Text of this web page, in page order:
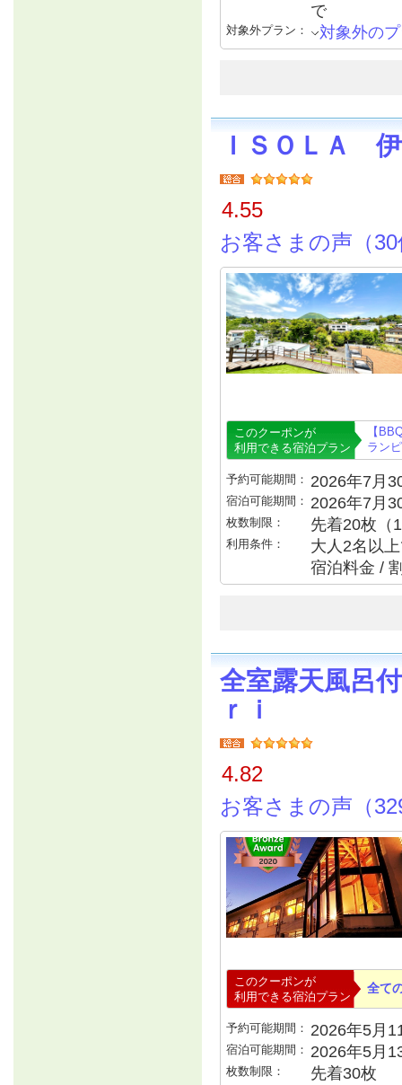
で
対象外プラン： 対象外の
ＩＳＯＬＡ
4.55
お客さまの声（
このクーポンが
利用できる宿泊プラン
【
ラン
予約可能期間： 2026年7月
宿泊可能期間： 2026年7月
枚数制限： 先着20枚（
利用条件：
大人2名以
宿泊料金 /
全室露天風呂
ｒｉ
4.82
お客さまの声（
このクーポンが
利用できる宿泊プラン
全て
予約可能期間： 2026年5月
宿泊可能期間： 2026年5月
枚数制限： 先着30枚